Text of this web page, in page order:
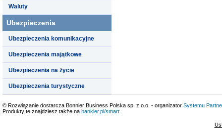
Waluty
Ubezpieczenia
Ubezpieczenia komunikacyjne
Ubezpieczenia majątkowe
Ubezpieczenia na życie
Ubezpieczenia turystyczne
© Rozwiązanie dostarcza Bonnier Business Polska sp. z o.o. - organizator Systemu
Produkty te znajdziesz także na bankier.pl/smart